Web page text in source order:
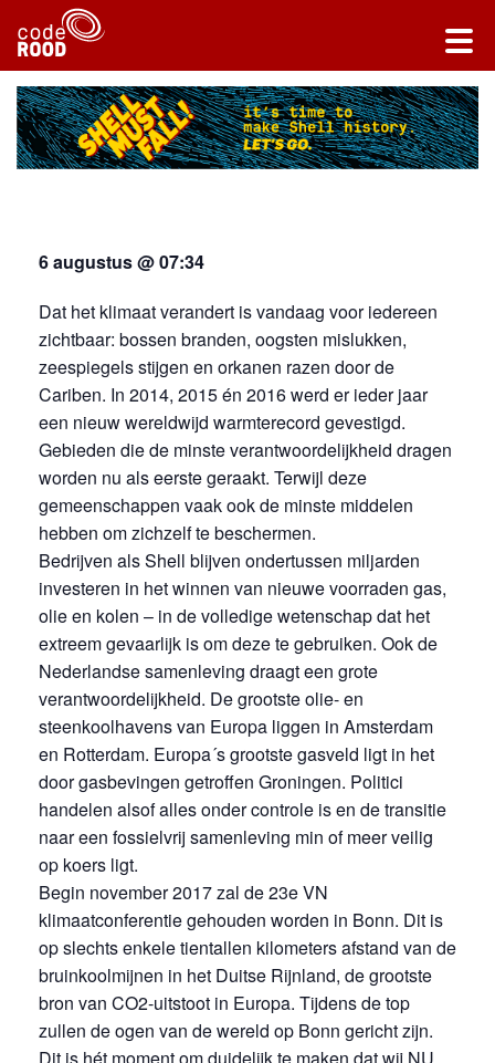
6 augustus @ 07:34
Dat het klimaat verandert is vandaag voor iedereen
zichtbaar: bossen branden, oogsten mislukken,
zeespiegels stijgen en orkanen razen door de
Cariben. In 2014, 2015 én 2016 werd er ieder jaar
een nieuw wereldwijd warmterecord gevestigd.
Gebieden die de minste verantwoordelijkheid dragen
worden nu als eerste geraakt. Terwijl deze
gemeenschappen vaak ook de minste middelen
hebben om zichzelf te beschermen.
Bedrijven als Shell blijven ondertussen miljarden
investeren in het winnen van nieuwe voorraden gas,
olie en kolen – in de volledige wetenschap dat het
extreem gevaarlijk is om deze te gebruiken. Ook de
Nederlandse samenleving draagt een grote
verantwoordelijkheid. De grootste olie- en
steenkoolhavens van Europa liggen in Amsterdam
en Rotterdam. Europa´s grootste gasveld ligt in het
door gasbevingen getroffen Groningen. Politici
handelen alsof alles onder controle is en de transitie
naar een fossielvrij samenleving min of meer veilig
op koers ligt.
Begin november 2017 zal de 23e VN
klimaatconferentie gehouden worden in Bonn. Dit is
op slechts enkele tientallen kilometers afstand van de
bruinkoolmijnen in het Duitse Rijnland, de grootste
bron van CO2-uitstoot in Europa. Tijdens de top
zullen de ogen van de wereld op Bonn gericht zijn.